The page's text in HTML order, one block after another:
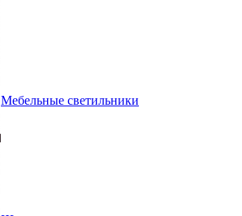
Мебельные светильники